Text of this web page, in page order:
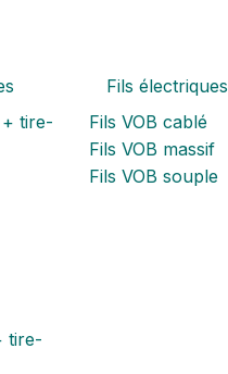
tire-
tire-
Fils électriques
Fils VOB cablé
Fils VOB massif
Fils VOB souple